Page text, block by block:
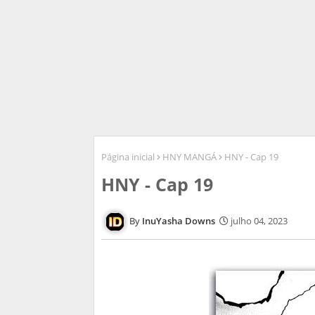
Página inicial HNY MANGÁ HNY - Cap 19
HNY - Cap 19
InuYasha Downs julho 04, 2023